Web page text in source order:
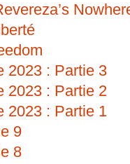
2023 : Partie 3
2023 : Partie 2
2023 : Partie 1
9
8